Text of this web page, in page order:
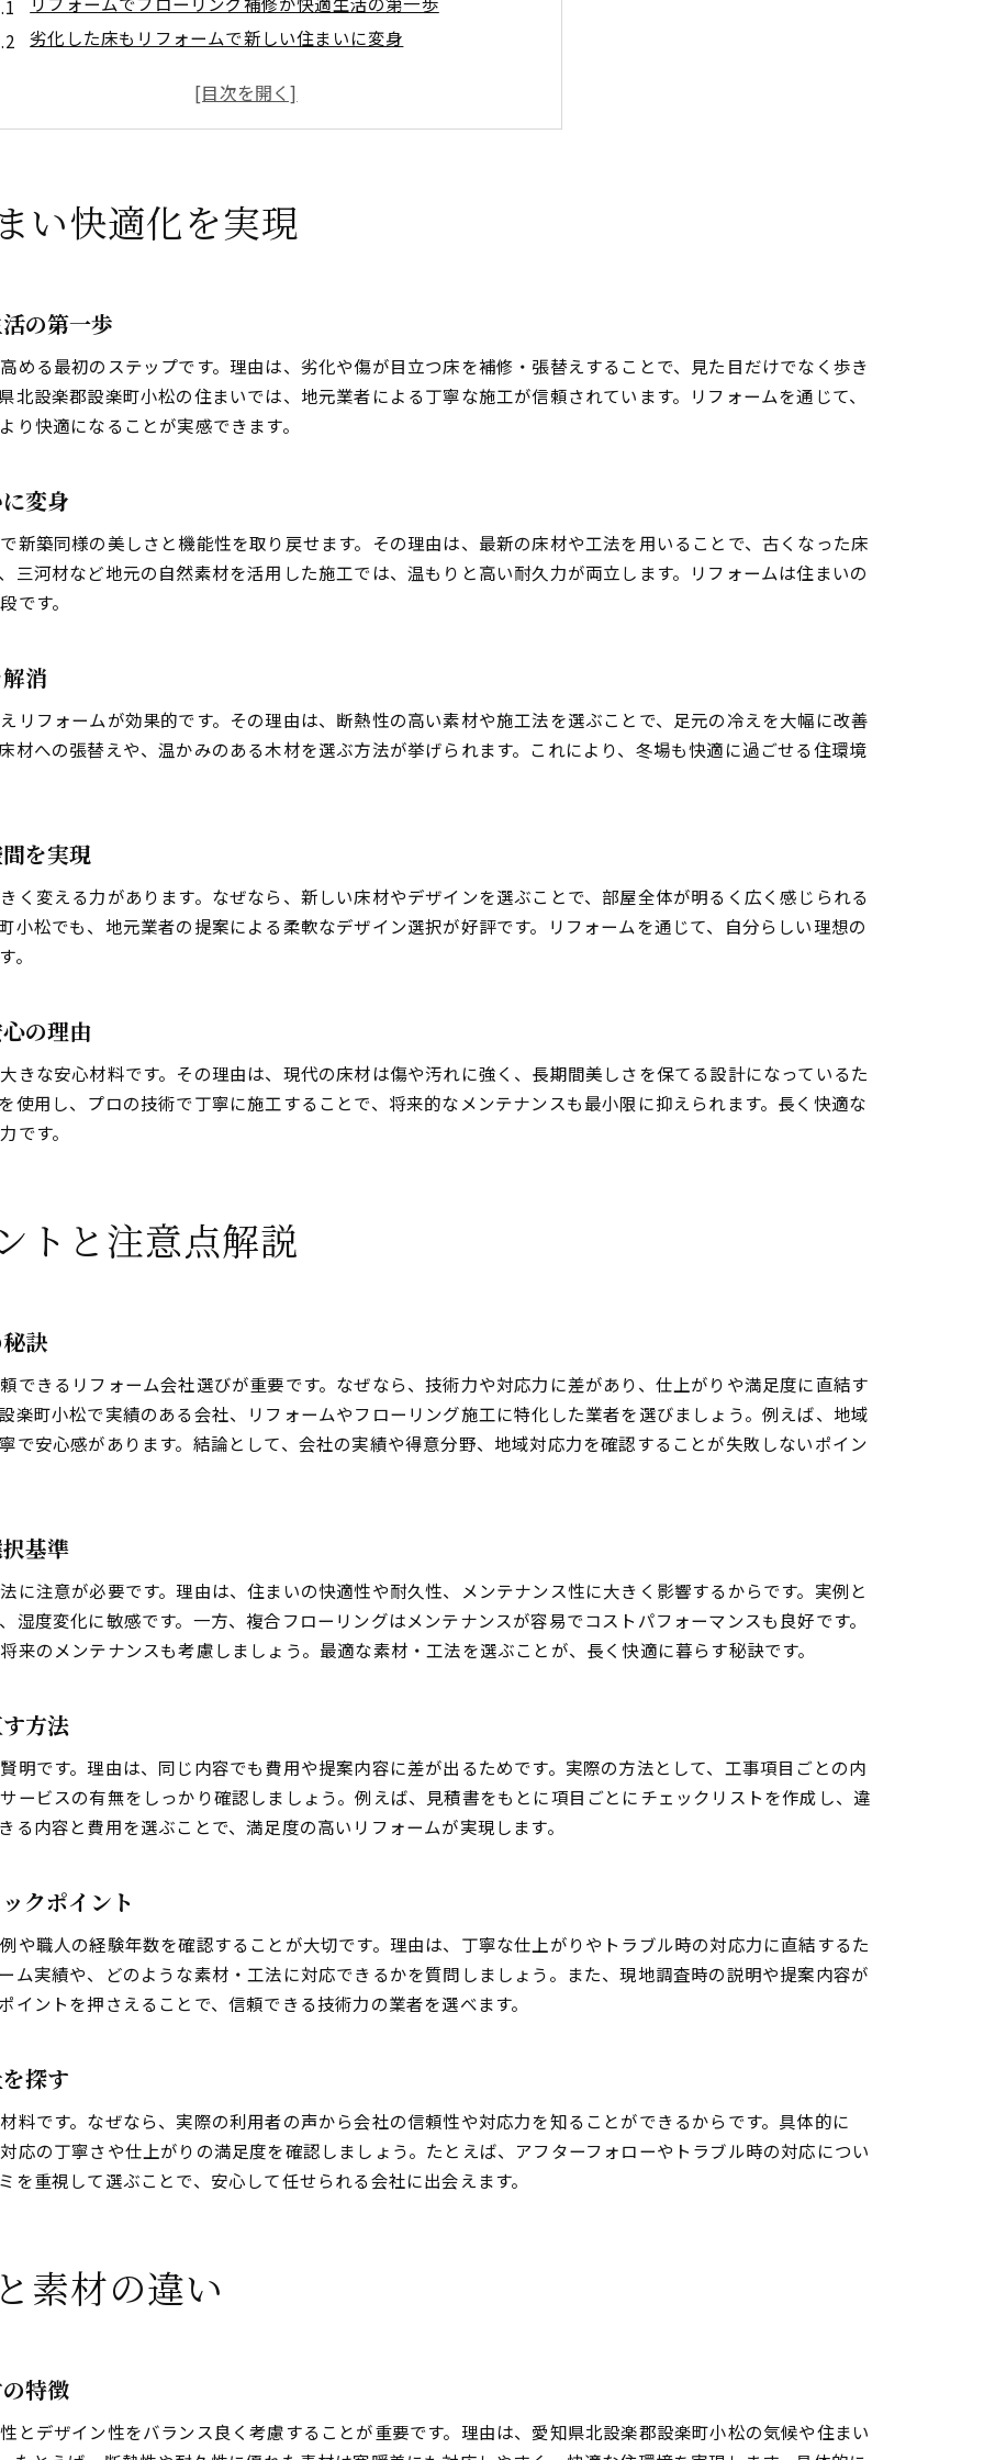
劣化した床もリフォームで新しい住まいに変身
フローリングリフォームで見違える住空間を実現
リフォーム会社選びで失敗しないための秘訣
フローリングリフォーム時の注意点と選択基準
リフォーム業者の技術力を見極めるチェックポイント
適な床材を選ぶコツと素材の違い
リフォームで選ぶべきフローリング素材の特徴
フローリングリフォーム素材の選び方と失敗しないコツ
リフォームで理想の床を叶える素材選定ポイント
知県北設楽郡設楽町小松の床リフォーム事情
リフォームで地域に合ったフローリング選びのコツ
リフォームを成功させるための地元業者の強み
地域密着型リフォームで快適な床を実現する方法
リフォーム動向から見る床材の人気と選び方
床リフォーム後に必要なメンテナンス方法を解説
フローリングリフォーム後の長持ち秘訣とは
リフォームで新しくなった床の手入れポイント
リフォーム費用対効果で納得のフローリング選び
リフォームで得する床材選びのポイント解説
リフォーム投資で実感できる快適な住まい効果
い快適化を実現
の第一歩
める最初のステップです。理由は、劣化や傷が目立つ床を補修・張替えすることで、見た目だけでなく歩き
設楽郡設楽町小松の住まいでは、地元業者による丁寧な施工が信頼されています。リフォームを通じて、
快適になることが実感できます。
変身
新築同様の美しさと機能性を取り戻せます。その理由は、最新の床材や工法を用いることで、古くなった床
三河材など地元の自然素材を活用した施工では、温もりと高い耐久力が両立します。リフォームは住まいの
です。
消
リフォームが効果的です。その理由は、断熱性の高い素材や施工法を選ぶことで、足元の冷えを大幅に改善
材への張替えや、温かみのある木材を選ぶ方法が挙げられます。これにより、冬場も快適に過ごせる住環境
を実現
く変える力があります。なぜなら、新しい床材やデザインを選ぶことで、部屋全体が明るく広く感じられる
小松でも、地元業者の提案による柔軟なデザイン選択が好評です。リフォームを通じて、自分らしい理想の
。
の理由
きな安心材料です。その理由は、現代の床材は傷や汚れに強く、長期間美しさを保てる設計になっているた
使用し、プロの技術で丁寧に施工することで、将来的なメンテナンスも最小限に抑えられます。長く快適な
です。
トと注意点解説
訣
できるリフォーム会社選びが重要です。なぜなら、技術力や対応力に差があり、仕上がりや満足度に直結す
楽町小松で実績のある会社、リフォームやフローリング施工に特化した業者を選びましょう。例えば、地域
で安心感があります。結論として、会社の実績や得意分野、地域対応力を確認することが失敗しないポイン
基準
に注意が必要です。理由は、住まいの快適性や耐久性、メンテナンス性に大きく影響するからです。実例と
度変化に敏感です。一方、複合フローリングはメンテナンスが容易でコストパフォーマンスも良好です。
のメンテナンスも考慮しましょう。最適な素材・工法を選ぶことが、長く快適に暮らす秘訣です。
方法
明です。理由は、同じ内容でも費用や提案内容に差が出るためです。実際の方法として、工事項目ごとの内
ービスの有無をしっかり確認しましょう。例えば、見積書をもとに項目ごとにチェックリストを作成し、違
内容と費用を選ぶことで、満足度の高いリフォームが実現します。
クポイント
や職人の経験年数を確認することが大切です。理由は、丁寧な仕上がりやトラブル時の対応力に直結するた
ム実績や、どのような素材・工法に対応できるかを質問しましょう。また、現地調査時の説明や提案内容が
ントを押さえることで、信頼できる技術力の業者を選べます。
探す
料です。なぜなら、実際の利用者の声から会社の信頼性や対応力を知ることができるからです。具体的に
応の丁寧さや仕上がりの満足度を確認しましょう。たとえば、アフターフォローやトラブル時の対応につい
重視して選ぶことで、安心して任せられる会社に出会えます。
素材の違い
特徴
とデザイン性をバランス良く考慮することが重要です。理由は、愛知県北設楽郡設楽町小松の気候や住まい